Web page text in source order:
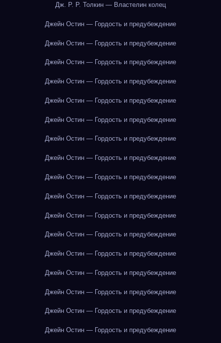
Дж. Р. Р. Толкин — Властелин колец
Джейн Остин — Гордость и предубеждение
Джейн Остин — Гордость и предубеждение
Джейн Остин — Гордость и предубеждение
Джейн Остин — Гордость и предубеждение
Джейн Остин — Гордость и предубеждение
Джейн Остин — Гордость и предубеждение
Джейн Остин — Гордость и предубеждение
Джейн Остин — Гордость и предубеждение
Джейн Остин — Гордость и предубеждение
Джейн Остин — Гордость и предубеждение
Джейн Остин — Гордость и предубеждение
Джейн Остин — Гордость и предубеждение
Джейн Остин — Гордость и предубеждение
Джейн Остин — Гордость и предубеждение
Джейн Остин — Гордость и предубеждение
Джейн Остин — Гордость и предубеждение
Джейн Остин — Гордость и предубеждение